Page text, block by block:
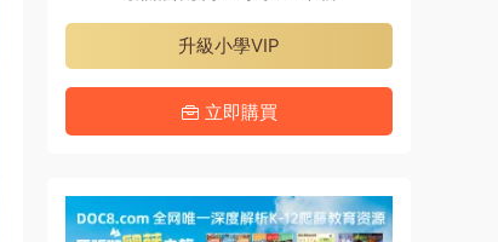
升級小學VIP
立即購買